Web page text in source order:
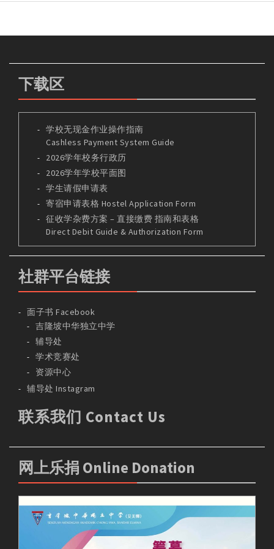
下载区
学校无现金作业操作指南
Cashless Payment System Guide
2026学年校务行政历
2026学年学校平面图
学生请假申请表
寄宿申请表格 Hostel Application Form
征收学杂费方案 – 直接缴费 指南和表格
Direct Debit Guide & Authorization Form
社群平台链接
面子书 Facebook
吉隆坡中华独立中学
辅导处
学术竞赛处
资源中心
辅导处 Instagram
联系我们 Contact Us
网上乐捐 Online Donation